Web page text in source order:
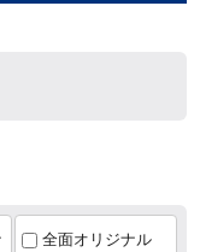
全面オリジナル